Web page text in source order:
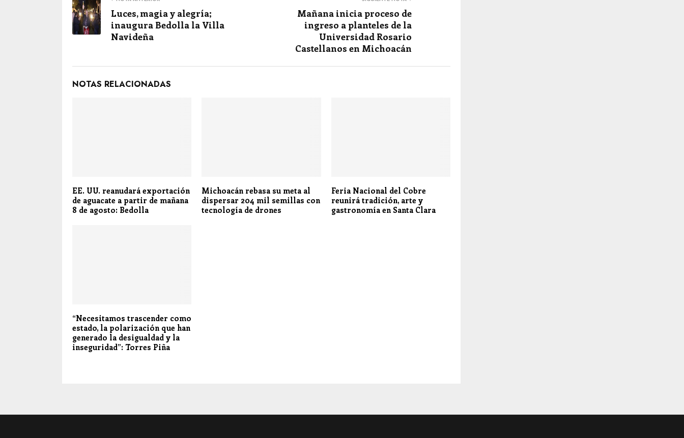
Luces, magia y alegría;
inaugura Bedolla la Villa
Navideña
Mañana inicia proceso de
ingreso a planteles de la
Universidad Rosario
Castellanos en Michoacán
NOTAS RELACIONADAS
EE. UU. reanudará exportación
de aguacate a partir de mañana
8 de agosto: Bedolla
Michoacán rebasa su meta al
dispersar 204 mil semillas con
tecnología de drones
Feria Nacional del Cobre
reunirá tradición, arte y
gastronomía en Santa Clara
“Necesitamos trascender como
estado, la polarización que han
generado la desigualdad y la
inseguridad”: Torres Piña